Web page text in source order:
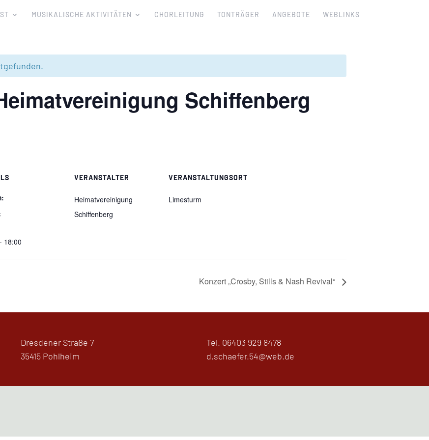
MUSIKALISCHE AKTIVITÄTEN CHORLEITUNG TONTRÄGER ANGEBOTE WEBLINKS
Schiffenberg
18:00
VERANSTALTER
Heimatvereinigung
Schiffenberg
VERANSTALTUNGSORT
Limesturm
Konzert „Crosby, Stills & Nash Revival“
Dresdener Straße 7
35415 Pohlheim
Tel. 06403 929 8478
d.schaefer.54@web.de